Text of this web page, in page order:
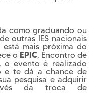
como graduando ou
outras IES nacionais
mais próxima do
o EPIC, Encontro de
o evento é realizado
e te dá a chance de
pesquisa e adquirir
da troca de